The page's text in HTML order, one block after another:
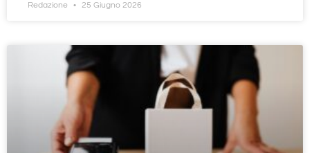
Redazione 25 Giugno 2026